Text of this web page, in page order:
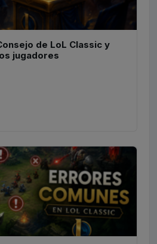
de LoL Classic y
jugadores